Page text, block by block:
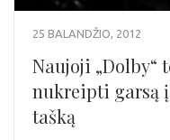
25 BALANDŽIO, 2012
Naujoji „Dolby“
nukreipti garsą
tašką